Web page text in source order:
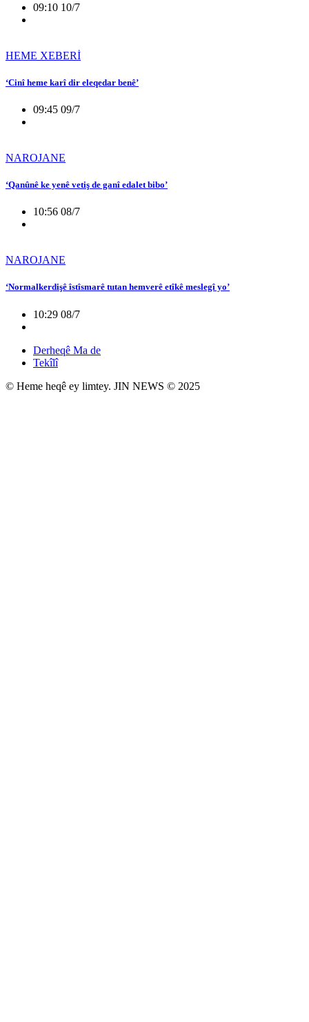
09:10 10/7
HEME XEBERİ
‘Cinî heme karî dir eleqedar benê’
09:45 09/7
NAROJANE
‘Qanûnê ke yenê vetiş de ganî edalet bibo’
10:56 08/7
NAROJANE
‘Normalkerdişê îstîsmarê tutan hemverê etîkê meslegî yo’
10:29 08/7
Derheqê Ma de
Tekîlî
© Heme heqê ey limtey. JIN NEWS © 2025